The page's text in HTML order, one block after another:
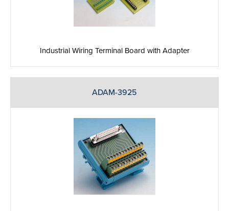
Industrial Wiring Terminal Board with Adapter
ADAM-3925